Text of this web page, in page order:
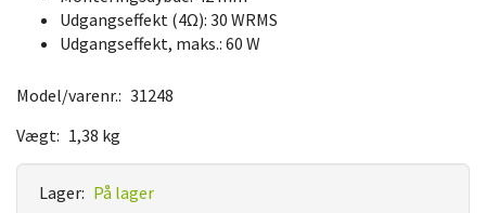
Udgangseffekt (4Ω): 30 WRMS
Udgangseffekt, maks.: 60 W
Model/varenr.: 31248
Vægt: 1,38 kg
Lager: På lager